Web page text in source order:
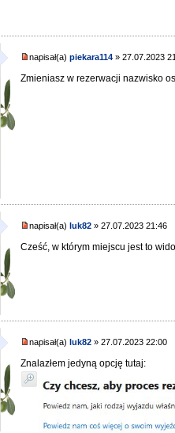
napisał(a)piekara114 » 27.07.2023
Zmieniasz w rezerwacji nazwisko
napisał(a) luk82 » 27.07.2023 21:46
Cześć, w którym miejscu jest to
napisał(a) luk82 » 27.07.2023 22:00
Znalazłem jedyną opcję tutaj: